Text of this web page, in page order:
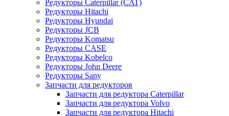
Редукторы Caterpillar (CAT)
Редукторы Hitachi
Редукторы Hyundai
Редукторы JCB
Редукторы Komatsu
Редукторы CASE
Редукторы Kobelco
Редукторы John Deere
Редукторы Sany
Запчасти для редукторов
Запчасти для редуктора Caterpillar
Запчасти для редуктора Volvo
Запчасти для редуктора Hitachi